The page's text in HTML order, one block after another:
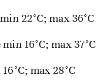
22°C; max 36°C
min 16°C; max 37°C
16°C; max 28°C